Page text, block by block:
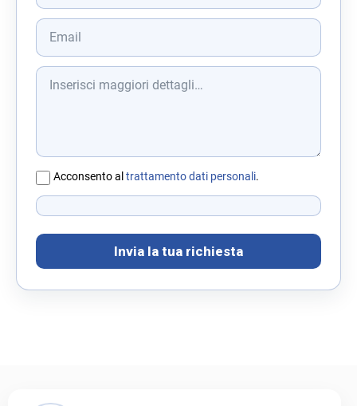
Acconsento al trattamento dati personali.
Invia la tua richiesta